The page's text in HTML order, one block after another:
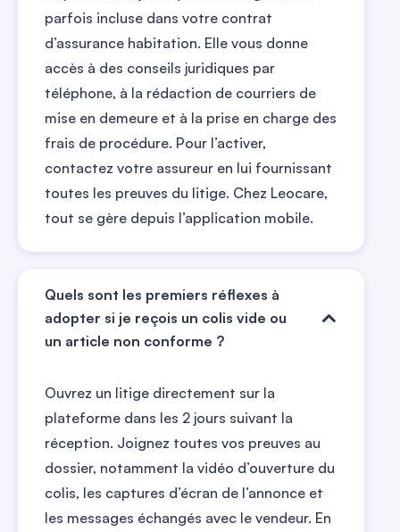
parfois incluse dans votre contrat
d’assurance habitation. Elle vous donne
accès à des conseils juridiques par
téléphone, à la rédaction de courriers de
mise en demeure et à la prise en charge des
frais de procédure. Pour l’activer,
contactez votre assureur en lui fournissant
toutes les preuves du litige. Chez Leocare,
tout se gère depuis l’application mobile.
Quels sont les premiers réflexes à
adopter si je reçois un colis vide ou
un article non conforme ?
Ouvrez un litige directement sur la
plateforme dans les 2 jours suivant la
réception. Joignez toutes vos preuves au
dossier, notamment la vidéo d’ouverture du
colis, les captures d’écran de l’annonce et
les messages échangés avec le vendeur. En